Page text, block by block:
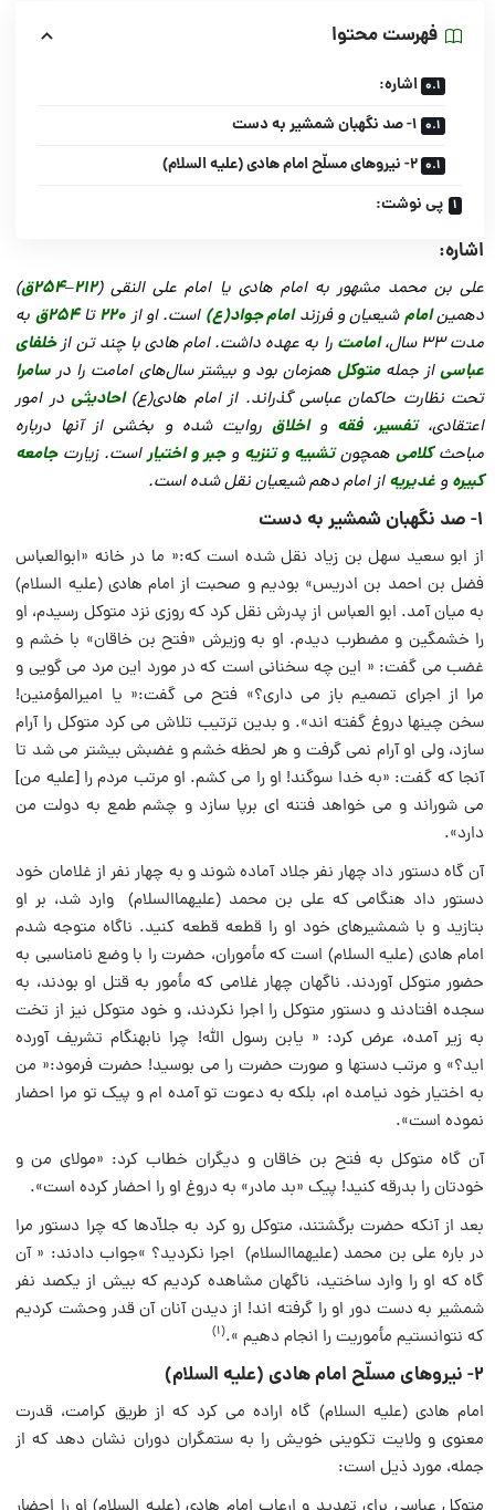
فهرست محتوا
اشاره:
۱- صد نگهبان شمشیر به دست
۲- نیروهای مسلّح امام هادی (علیه السلام)
پی نوشت:
اشاره:
علی بن محمد مشهور به امام هادی یا امام علی النقی (۲۱۲–۲۵۴ق )
دهمینامامشیعیان و فرزندامام جواد(ع) است. او از۲۲۰تا۲۵۴ق
به
مدت ۳۳ سال،
امامت را به عهده داشت. امام هادی با چند تن ازخلفای
عباسیاز جملهمتوکل همزمان بود و بیشتر سال‌های امامت را درسامرا
تحت نظارت حاکمان عباسی گذراند.از امام هادی(ع)احادیثیدر امور
اعتقادی،تفسیر،فقه واخلاق روایت شده و بخشی از آنها درباره
مباحثکلامیهمچونتشبیه و تنزیه وجبر و اختیاراست. زیارتجامعه
کبیره وغدیریهاز امام دهم شیعیان نقل شده است.
۱- صد نگهبان شمشیر به دست
از ابو سعید سهل بن زیاد نقل شده است که:« ما در خانه «ابوالعباس
فضل بن احمد بن ادریس» بودیم و صحبت از امام هادی (علیه السلام)
به میان آمد. ابو العباس از پدرش نقل کرد که روزی نزد متوکل رسیدم، او
را خشمگین و مضطرب دیدم. او به وزیرش «فتح بن خاقان» با خشم و
غضب می گفت: « این چه سخنانی است که در مورد این مرد می گویی و
مرا از اجرای تصمیم باز می داری؟» فتح می گفت:« یا امیرالمؤمنین!
سخن چینها دروغ گفته اند». و بدین ترتیب تلاش می کرد متوکل را آرام
سازد، ولی او آرام نمی گرفت و هر لحظه خشم و غضبش بیشتر می شد تا
آنجا که گفت: «به خدا سوگند! او را می کشم. او مرتب مردم را [علیه من]
می شوراند و می خواهد فتنه ای برپا سازد و چشم طمع به دولت من
دارد».
آن گاه دستور داد چهار نفر جلاد آماده شوند و به چهار نفر از غلامان خود
دستور داد هنگامی که علی بن محمد (علیهماالسلام) وارد شد، بر او
بتازید و با شمشیرهای خود او را قطعه قطعه کنید. ناگاه متوجه شدم
امام هادی (علیه السلام) است که مأموران، حضرت را با وضع نامناسبی به
حضور متوکل آوردند. ناگهان چهار غلامی که مأمور به قتل او بودند، به
سجده افتادند و دستور متوکل را اجرا نکردند، و خود متوکل نیز از تخت
به زیر آمده، عرض کرد: « یابن رسول الله! چرا نابهنگام تشریف آورده
اید؟» و مرتب دستها و صورت حضرت را می بوسید! حضرت فرمود:« من
به اختیار خود نیامده ام، بلکه به دعوت تو آمده ام و پیک تو مرا احضار
نموده است».
آن گاه متوکل به فتح بن خاقان و دیگران خطاب کرد: «مولای من و
خودتان را بدرقه کنید! پیک «بد مادر» به دروغ او را احضار کرده است».
بعد از آنکه حضرت برگشتند، متوکل رو کرد به جلاّدها که چرا دستور مرا
در باره علی بن محمد (علیهماالسلام) اجرا نکردید؟ »جواب دادند: « آن
گاه که او را وارد ساختید، ناگهان مشاهده کردیم که بیش از یکصد نفر
شمشیر به دست دور او را گرفته اند! از دیدن آنان آن قدر وحشت کردیم
که نتوانستیم مأموریت را انجام دهیم ».(۱)
۲- نیروهای مسلّح امام هادی (علیه السلام)
امام هادی (علیه السلام) گاه اراده می کرد که از طریق کرامت، قدرت
معنوی و ولایت تکوینی خویش را به ستمگران دوران نشان دهد که از
جمله، مورد ذیل است: